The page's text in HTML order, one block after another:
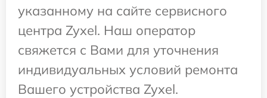
указанному на сайте сервисного
центра Zyxel. Наш оператор
свяжется с Вами для уточнения
индивидуальных условий ремонта
Вашего устройства Zyxel.